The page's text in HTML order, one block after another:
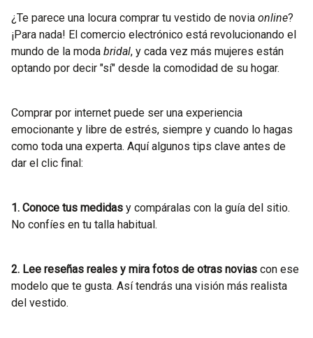
¿Te parece una locura comprar tu vestido de novia online?
¡Para nada! El comercio electrónico está revolucionando el
mundo de la moda bridal, y cada vez más mujeres están
optando por decir "sí" desde la comodidad de su hogar.
Comprar por internet puede ser una experiencia
emocionante y libre de estrés, siempre y cuando lo hagas
como toda una experta. Aquí algunos tips clave antes de
dar el clic final:
1. Conoce tus medidas y compáralas con la guía del sitio.
No confíes en tu talla habitual.
2. Lee reseñas reales y mira fotos de otras novias con ese
modelo que te gusta. Así tendrás una visión más realista
del vestido.